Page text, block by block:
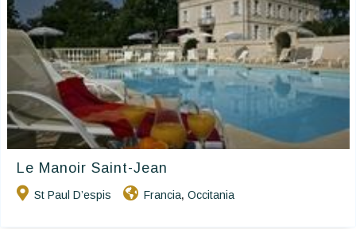
Le Manoir Saint-Jean
St Paul D’espis Francia, Occitania